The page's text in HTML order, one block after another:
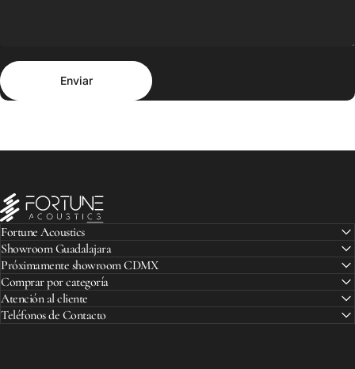
Enviar
Enviar
Fortune Acoustics
Fortune Acoustics
Showroom Guadalajara
Próximamente showroom CDMX
Comprar por categoría
Atención al cliente
Teléfonos de Contacto